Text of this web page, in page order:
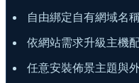
自由綁定自有網域名
依網站需求升級主機
任意安裝佈景主題與